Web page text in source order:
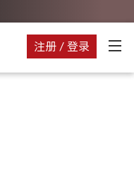
注册 / 登录